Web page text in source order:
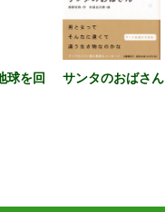
球を回
サンタのおばさん